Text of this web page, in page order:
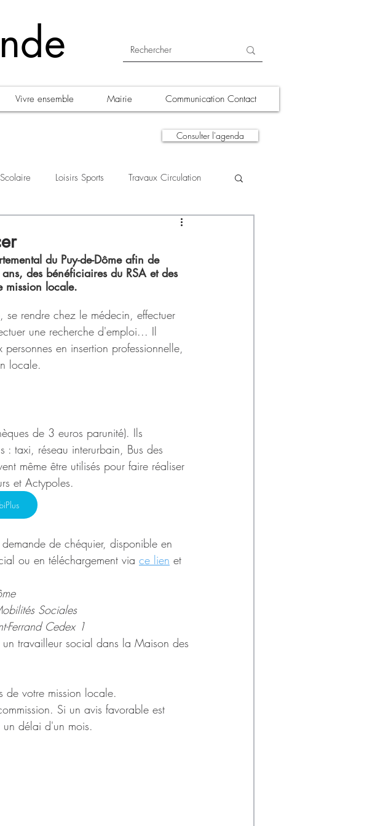
Vivre ensemble Mairie Communication Contact
Consulter l'agenda
Loisirs Sports Travaux Circulation
A la une
du Puy-de-Dôme afin de
des bénéficiaires du RSA et des
mission locale.
rendre chez le médecin, effectuer
une recherche d'emploi... Il
en insertion professionnelle,
locale.
de 3 euros parunité). Ils
: taxi, réseau interurbain, Bus des
même être utilisés pour faire réaliser
et Actypoles.
de chéquier, disponible en
ou en téléchargement via ce lien et
Sociales
Ferrand Cedex 1
travailleur social dans la Maison des
de votre mission locale.
Si un avis favorable est
délai d'un mois.